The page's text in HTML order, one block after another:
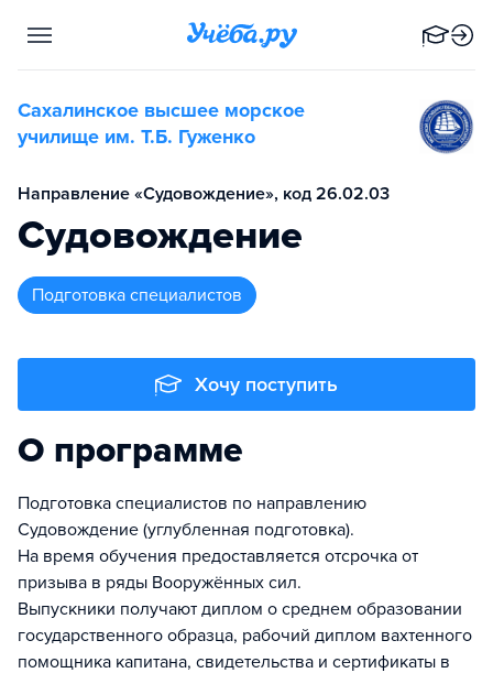
Сахалинское высшее морское
училище им. Т.Б. Гуженко
Направление «Судовождение», код 26.02.03
Судовождение
подготовка специалистов
Хочу поступить
О программе
Подготовка специалистов по направлению
Судовождение (углубленная подготовка).
На время обучения предоставляется отсрочка от
призыва в ряды Вооружённых сил.
Выпускники получают диплом о среднем образовании
государственного образца, рабочий диплом вахтенного
помощника капитана, свидетельства и сертификаты в